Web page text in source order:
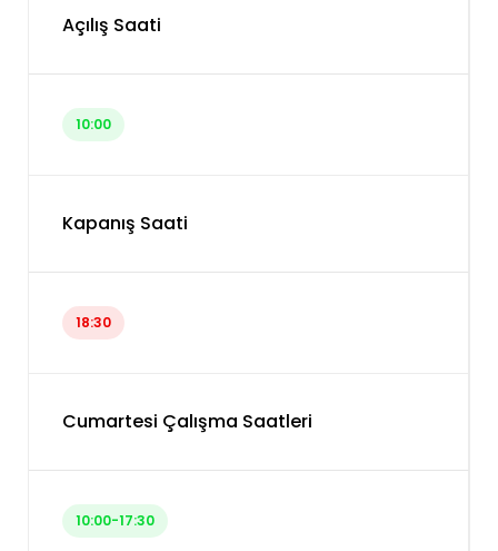
Açılış Saati
10:00
Kapanış Saati
18:30
Cumartesi Çalışma Saatleri
10:00-17:30